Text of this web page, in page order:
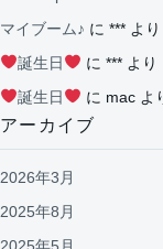
マイブーム♪ に *** より
誕生日
に ***より
誕生日
に macよ
アーカイブ
2026年3月
2025年8月
2025年5月